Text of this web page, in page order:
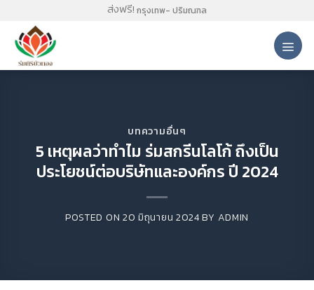
content
ส่งฟรี! กรุงเทพ- ปริมณฑล
บทความอื่นๆ
5 เหตุผลว่าทำไม ร่มสกรีนโลโก้ ถึงเป็น
ประโยชน์ต่อบริษัทและองค์กร ปี 2024
POSTED ON 20 มิถุนายน 2024BY ADMIN